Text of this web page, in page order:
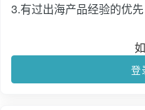
3.有过出海产品经验的优先
登